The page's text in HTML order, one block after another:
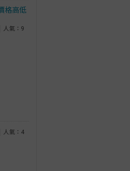
格高低
人氣：9
人氣：4